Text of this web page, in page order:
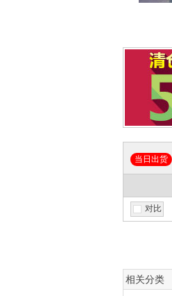
当日出货
对比
相关分类